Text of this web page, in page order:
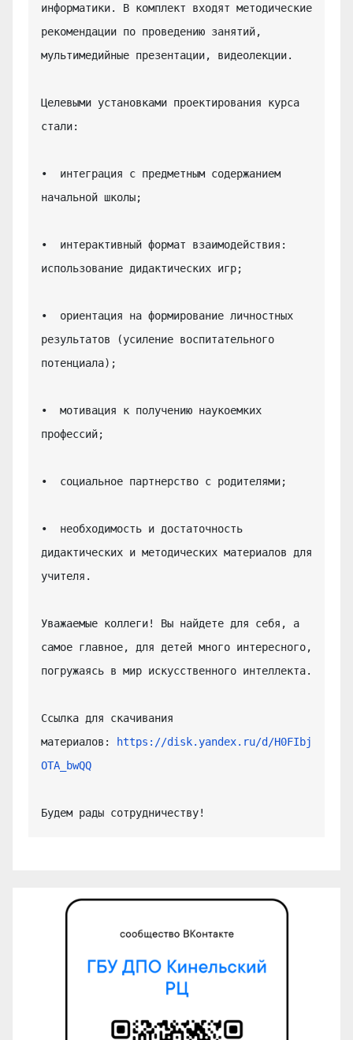
информатики. В комплект входят методические
рекомендации по проведению занятий,
мультимедийные презентации, видеолекции.
Целевыми установками проектирования курса
стали:
•  интеграция с предметным содержанием
начальной школы;
•  интерактивный формат взаимодействия:
использование дидактических игр;
•  ориентация на формирование личностных
результатов (усиление воспитательного
потенциала);
•  мотивация к получению наукоемких
профессий;
•  социальное партнерство с родителями;
•  необходимость и достаточность
дидактических и методических материалов для
учителя.
Уважаемые коллеги! Вы найдете для себя, а
самое главное, для детей много интересного,
погружаясь в мир искусственного интеллекта.
Ссылка для скачивания
материалов: https://disk.yandex.ru/d/H0FIbj
OTA_bwQQ
Будем рады сотрудничеству!